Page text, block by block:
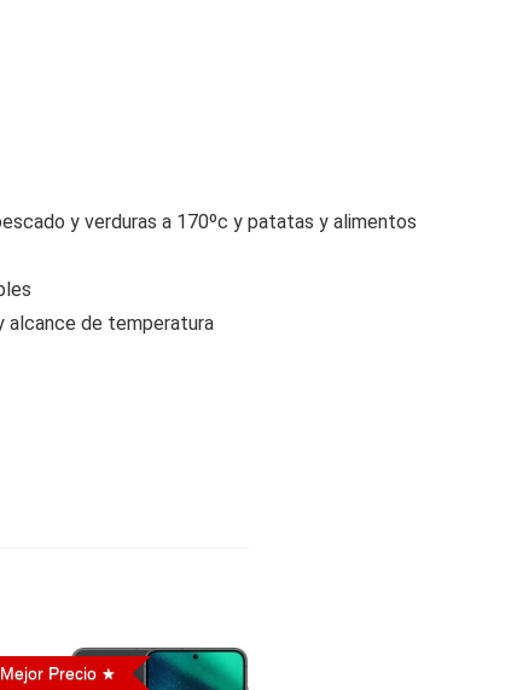
y verduras a 170ºc y patatas y alimentos
alcance de temperatura
Mejor Precio